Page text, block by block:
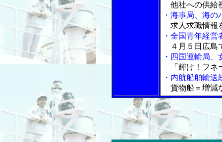
他社への供給
・海事局、海
求人求職情報
・全国青年経
４月５日広島
・四国運輸局
「輝け！フネ
・内航船舶輸送
貨物船＝増減